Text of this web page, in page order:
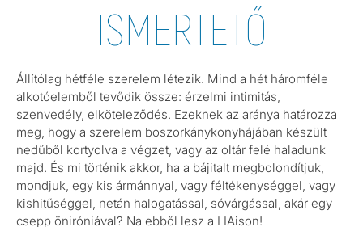
ISMERTETŐ
Állítólag hétféle szerelem létezik. Mind a hét háromféle
alkotóelemből tevődik össze: érzelmi intimitás,
szenvedély, elköteleződés. Ezeknek az aránya határozza
meg, hogy a szerelem boszorkánykonyhájában készült
nedűből kortyolva a végzet, vagy az oltár felé haladunk
majd. És mi történik akkor, ha a bájitalt megbolondítjuk,
mondjuk, egy kis ármánnyal, vagy féltékenységgel, vagy
kishitűséggel, netán halogatással, sóvárgással, akár egy
csepp öniróniával? Na ebből lesz a LIAison!